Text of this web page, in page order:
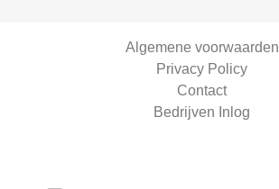
Algemene voorwaarden
Privacy Policy
Contact
Bedrijven Inlog